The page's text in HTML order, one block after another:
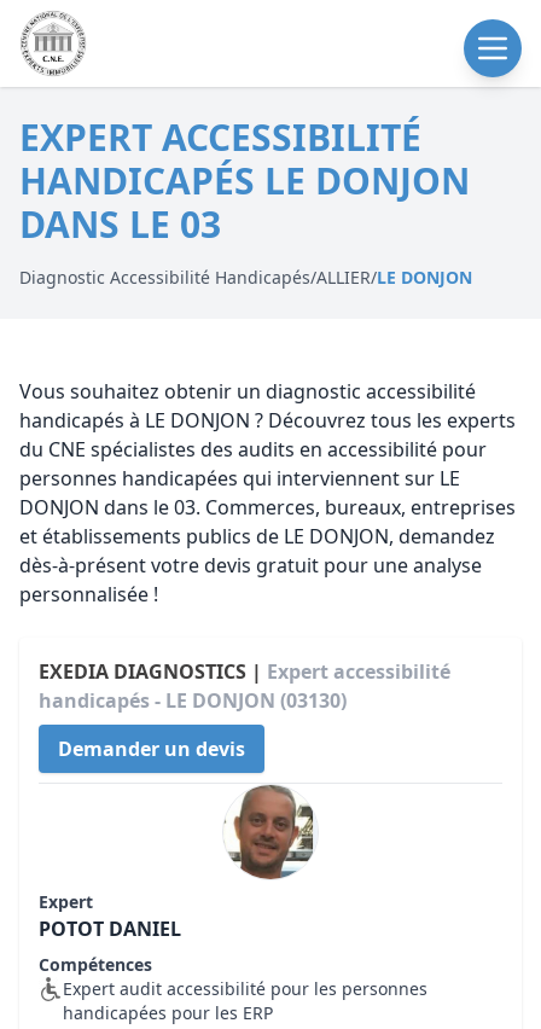
EXPERT ACCESSIBILITÉ
HANDICAPÉS LE DONJON
DANS LE 03
Diagnostic Accessibilité Handicapés/ALLIER/LE DONJON
Vous souhaitez obtenir un diagnostic accessibilité
handicapés à LE DONJON ? Découvrez tous les experts
du CNE spécialistes des audits en accessibilité pour
personnes handicapées qui interviennent sur LE
DONJON dans le 03. Commerces, bureaux, entreprises
et établissements publics de LE DONJON, demandez
dès-à-présent votre devis gratuit pour une analyse
personnalisée !
EXEDIA DIAGNOSTICS | Expert accessibilité
handicapés - LE DONJON (03130)
Demander un devis
Expert
POTOT DANIEL
Compétences
Expert audit accessibilité pour les personnes
handicapées pour les ERP